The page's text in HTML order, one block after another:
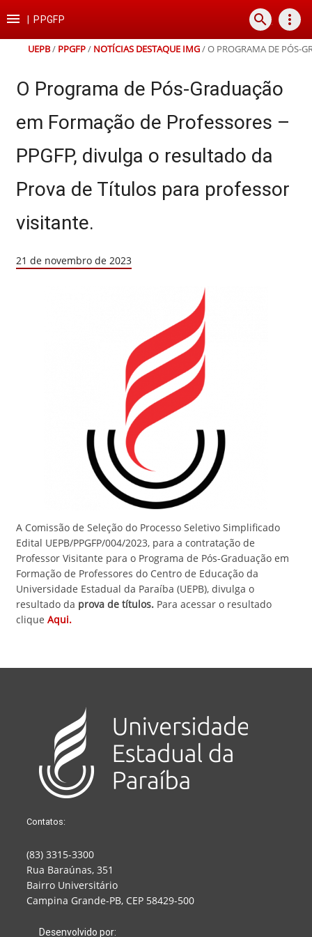
para
conteúdo
para
para
para
rodapé
 PPGFP search more_vert
UEPB/ PPGFP/ NOTÍCIAS DESTAQUE IMG/O PROGRAMA DE PÓS-
O Programa de Pós-Graduação
em Formação de Professores –
PPGFP, divulga o resultado da
Prova de Títulos para professor
visitante.
21 de novembro de 2023
A Comissão de Seleção do Processo Seletivo Simplificado
Edital UEPB/PPGFP/004/2023, para a contratação de
Professor Visitante para o Programa de Pós-Graduação em
Formação de Professores do Centro de Educação da
Universidade Estadual da Paraíba (UEPB), divulga o
resultado da prova de títulos. Para acessar o resultado
clique Aqui.
Contatos:
(83) 3315-3300
Rua Baraúnas, 351
Bairro Universitário
Campina Grande-PB, CEP 58429-500
Desenvolvido por: